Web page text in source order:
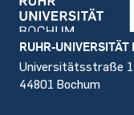
Footer
RUHR-UNIVERSITÄT
Universitätsstraße
44801 Bochum